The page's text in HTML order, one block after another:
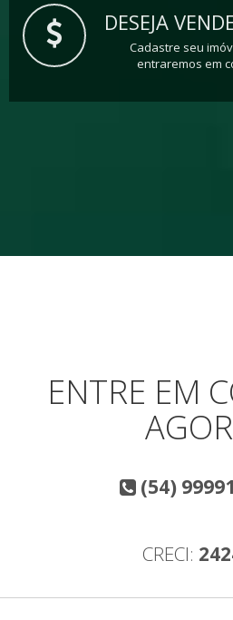
DESEJA
Cadastre seu
entraremos em
ENTRE EM
(54)
CRECI: